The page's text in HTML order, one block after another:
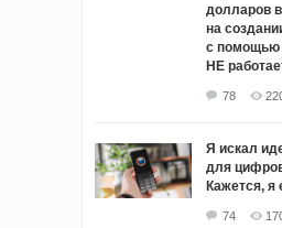
долларов
на
с помощью
НЕ
78
Я искал
для
Кажется, я
74